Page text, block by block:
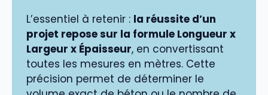
L’essentiel à retenir : la réussite d’un
projet repose sur la formule Longueur x
Largeur x Épaisseur, en convertissant
toutes les mesures en mètres. Cette
précision permet de déterminer le